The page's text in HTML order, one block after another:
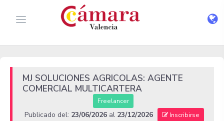
MJ SOLUCIONES AGRICOLAS: AGENTE
COMERCIAL MULTICARTERA
Freelancer
Publicado del: 23/06/2026 al 23/12/2026 Inscribirse